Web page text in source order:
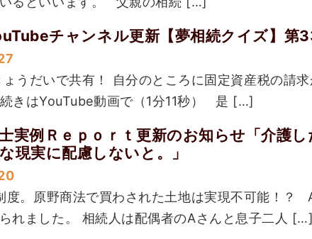
チャンネル更新【夢相続クイズ】第
うだいで共有！ 自分のところに固定資産税の請
YouTube動画で（1分11秒） 是 […]
実例Ｒｅｐｏｒｔ更新のお知らせ「介護
現実に配慮しないと。」
度。原野商法で買わされた土地は実現不可能！？
れました。 相続人は配偶者のAさんと息子二人 […]